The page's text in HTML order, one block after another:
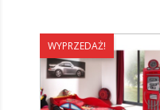
WYPRZEDAŻ!